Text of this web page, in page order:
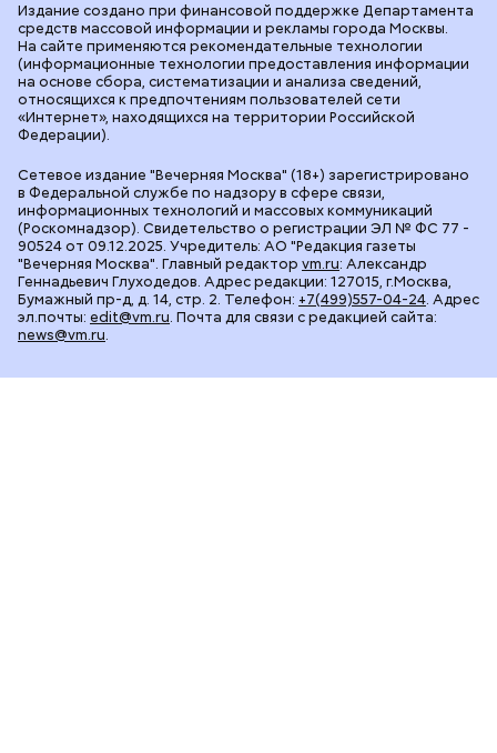
Сетевое издание "Вечерняя Москва" (18+) зарегистрировано
в Федеральной службе по надзору в сфере связи,
информационных технологий и массовых коммуникаций
(Роскомнадзор). Свидетельство о регистрации ЭЛ № ФС 77 -
90524 от 09.12.2025. Учредитель: АО "Редакция газеты
"Вечерняя Москва". Главный редактор vm.ru: Александр
Геннадьевич Глуходедов. Адрес редакции: 127015, г.Москва,
Бумажный пр-д, д. 14, стр. 2. Телефон: +7(499)557-04-24. Адрес
эл.почты: edit@vm.ru. Почта для связи с редакцией сайта:
news@vm.ru.
Издание создано при финансовой поддержке Департамента
средств массовой информации и рекламы города Москвы.
На сайте применяются рекомендательные технологии
(информационные технологии предоставления информации
на основе сбора, систематизации и анализа сведений,
относящихся к предпочтениям пользователей сети
«Интернет», находящихся на территории Российской
Федерации).